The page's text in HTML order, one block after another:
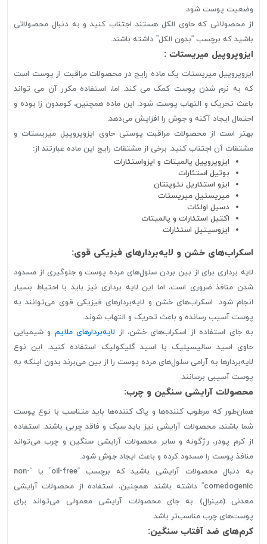
وضعیت پوست شود.
از محصولاتی که حاوی الکل هستند اجتناب کنید و به دنبال محصولاتی
باشید که برچسب “بدون الکل” داشته باشند.
ایزوپروپیل میریستات :
ایزوپروپیل میریستات یک ماده رایج در محصولات مراقبت از پوست است
که به نرم شدن پوست کمک می کند. اما، استفاده مکرر آن می تواند
باعث تحریک و التهاب پوست شود. این ماده همچنین، کومدون زا بوده و
احتمال ایجاد آکنه و جوش را افزایش می‌دهد.
بهتر است از محصولات مراقبت پوستی حاوی ایزوپروپیل میریستات و
مشتقات آن اجتناب کنید. برخی از مشتقات رایج این ماده عبارتند از:
ایزوپروپیل پالمیتات و ایزواستئارات
بوتیل استئارات
ایزو استئاریل نئوپنتان
میریستیل میریستات
دسیل اولئات
اکتیل استئارات و پالمیتات
ایزوسیتیل استئارات
اسکراب‌های خشن و لایه‌بردارهای فیزیکی قوی:
لایه برداری برای از بین بردن سلول‌های مرده پوست و جلوگیری از مسدود
شدن منافذ ضروری است، اما این لایه برداری نیز باید با احتیاط بسیار
انجام شود. اسکراب‌های خشن و لایه‌بردارهای فیزیکی قوی می‌توانند به
پوست آسیب رسانده و باعث تحریک و التهاب شوند.
به جای استفاده از اسکراب‌های خشن، از لایه‌بردارهای ملایم و شیمیایی
حاوی اسید سالیسیلیک یا اسید گلیکولیک استفاده کنید. این نوع
لایه‌بردارها به آرامی سلول‌های مرده پوست را از بین می‌برند بدون اینکه به
پوست آسیبی برسانند.
محصولات آرایشی سنگین و چرب:
همان‌طور که مرطوب کننده‌ها و پاک کننده‌ها باید متناسب با نوع پوست
شما باشند، محصولات آرایشی نیز باید سبک و فاقد چربی باشند. استفاده
از کرم پودر، رژگونه و سایر محصولات آرایشی سنگین و چرب می‌تواند
منافذ پوست را مسدود کرده و باعث ایجاد جوش شود.
به دنبال محصولات آرایشی باشید که برچسب “oil-free” یا “non-
comedogenic” داشته باشند. همچنین، استفاده از محصولات آرایشی
معدنی (مینرال) به جای محصولات آرایشی معمولی می‌تواند برای
پوست‌های چرب مناسب‌تر باشد.
کرم‌های ضد آفتاب سنگین: